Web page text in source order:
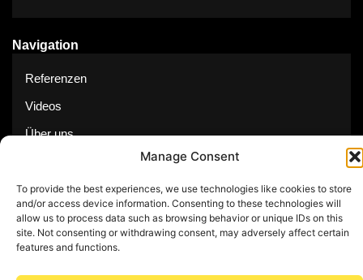
Manage Consent
To provide the best experiences, we use technologies like cookies to store
and/or access device information. Consenting to these technologies will
allow us to process data such as browsing behavior or unique IDs on this
site. Not consenting or withdrawing consent, may adversely affect certain
features and functions.
Navigation
Referenzen
Videos
Über uns
© Copyright 2025 by Feuerwerk24